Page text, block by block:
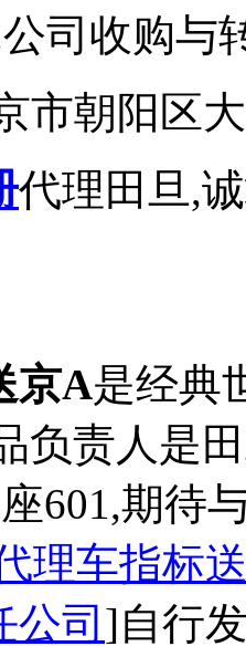
司收购与
市朝阳区
代理田旦,
京A是经典
负责人是
601,期待
理车指标
公司 ]自行